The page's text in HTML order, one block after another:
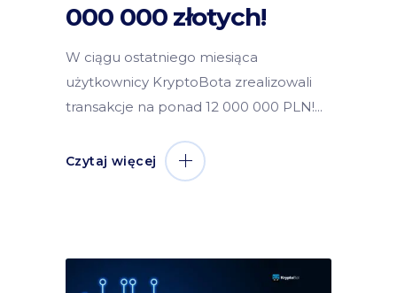
000 000 złotych!
W ciągu ostatniego miesiąca
użytkownicy KryptoBota zrealizowali
transakcje na ponad 12 000 000 PLN!
Czytaj więcej